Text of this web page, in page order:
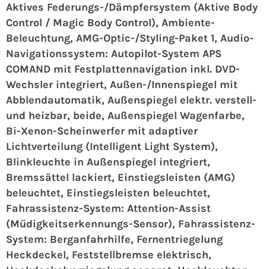
Aktives Federungs-/Dämpfersystem (Aktive Body
Control / Magic Body Control), Ambiente-
Beleuchtung, AMG-Optic-/Styling-Paket 1, Audio-
Navigationssystem: Autopilot-System APS
COMAND mit Festplattennavigation inkl. DVD-
Wechsler integriert, Außen-/Innenspiegel mit
Abblendautomatik, Außenspiegel elektr. verstell-
und heizbar, beide, Außenspiegel Wagenfarbe,
Bi-Xenon-Scheinwerfer mit adaptiver
Lichtverteilung (Intelligent Light System),
Blinkleuchte in Außenspiegel integriert,
Bremssättel lackiert, Einstiegsleisten (AMG)
beleuchtet, Einstiegsleisten beleuchtet,
Fahrassistenz-System: Attention-Assist
(Müdigkeitserkennungs-Sensor), Fahrassistenz-
System: Berganfahrhilfe, Fernentriegelung
Heckdeckel, Feststellbremse elektrisch,